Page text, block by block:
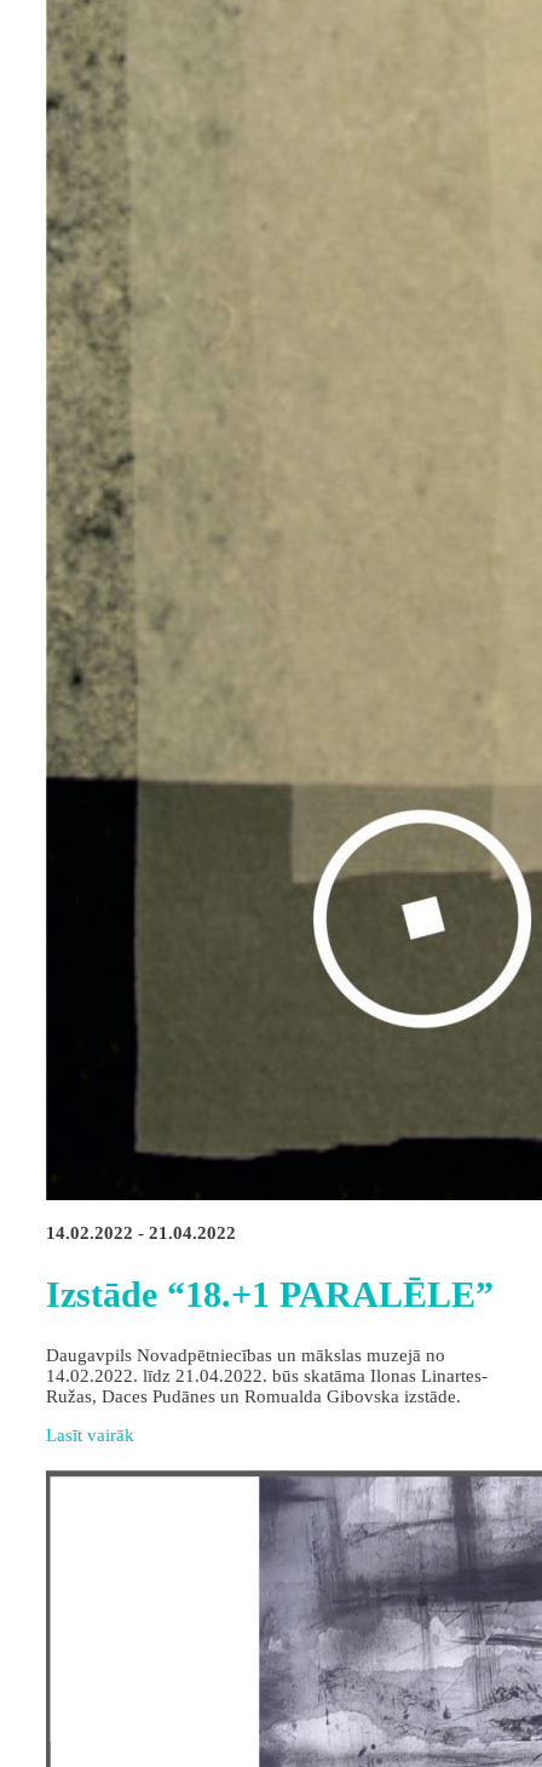
14.02.2022 - 21.04.2022
Izstāde “18.+1 PARALĒLE”
Daugavpils Novadpētniecības un mākslas muzejā no
14.02.2022. līdz 21.04.2022. būs skatāma Ilonas Linartes-
Ružas, Daces Pudānes un Romualda Gibovska izstāde.
Lasīt vairāk